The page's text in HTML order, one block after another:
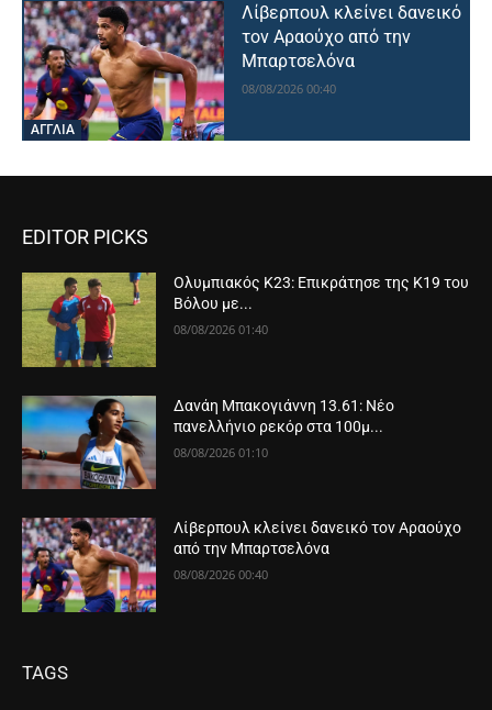
ΑΓΓΛΙΑ
Λίβερπουλ κλείνει δανεικό
τον Αραούχο από την
Μπαρτσελόνα
08/08/2026 00:40
EDITOR PICKS
Ολυμπιακός Κ23: Επικράτησε της Κ19 του
Βόλου με...
08/08/2026 01:40
Δανάη Μπακογιάννη 13.61: Νέο
πανελλήνιο ρεκόρ στα 100μ...
08/08/2026 01:10
Λίβερπουλ κλείνει δανεικό τον Αραούχο
από την Μπαρτσελόνα
08/08/2026 00:40
TAGS